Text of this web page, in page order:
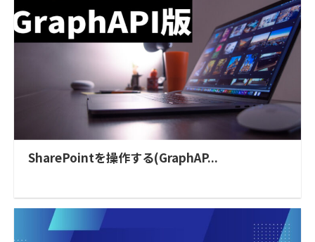
SharePointを操作する(GraphAP...